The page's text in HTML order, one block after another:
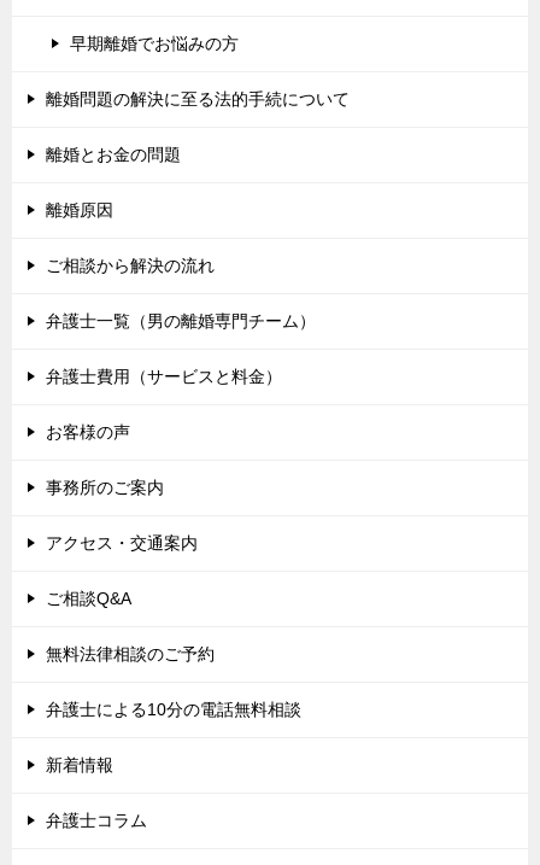
早期離婚でお悩みの方
離婚問題の解決に至る法的手続について
離婚とお金の問題
離婚原因
ご相談から解決の流れ
弁護士一覧（男の離婚専門チーム）
弁護士費用（サービスと料金）
お客様の声
事務所のご案内
アクセス・交通案内
ご相談Q&A
無料法律相談のご予約
弁護士による10分の電話無料相談
新着情報
弁護士コラム